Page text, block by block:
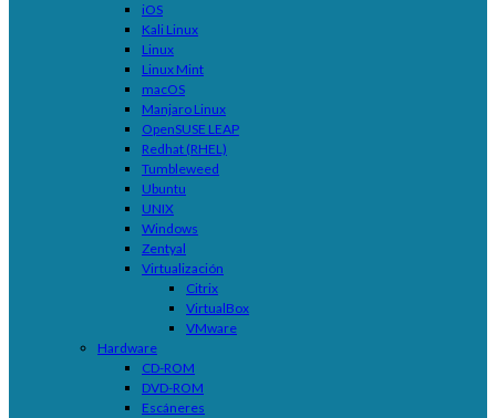
iOS
Kali Linux
Linux
Linux Mint
macOS
Manjaro Linux
OpenSUSE LEAP
Redhat (RHEL)
Tumbleweed
Ubuntu
UNIX
Windows
Zentyal
Virtualización
Citrix
VirtualBox
VMware
Hardware
CD-ROM
DVD-ROM
Escáneres